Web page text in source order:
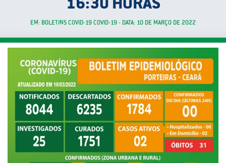
EM: BOLETINS COVID-19 COVID-19 - DATA: 10 DE MARÇO DE 2022